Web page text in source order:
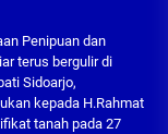
Penipuan dan
terus bergulir di
Sidoarjo,
kepada H.Rahmat
tanah pada 27